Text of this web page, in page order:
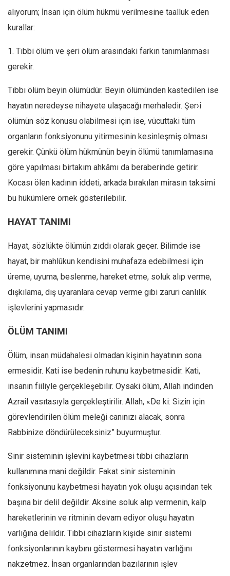
alıyorum; İnsan için ölüm hükmü verilmesine taalluk eden
kurallar:
1. Tıbbi ölüm ve şeri ölüm arasındaki farkın tanımlanması
gerekir.
Tıbbı ölüm beyin ölümüdür. Beyin ölümünden kastedilen ise
hayatın neredeyse nihayete ulaşacağı merhaledir. Şer›i
ölümün söz konusu olabilmesi için ise, vücuttaki tüm
organların fonksiyonunu yitirmesinin kesinleşmiş olması
gerekir. Çünkü ölüm hükmünün beyin ölümü tanımlamasına
göre yapılması birtakım ahkâmı da beraberinde getirir.
Kocası ölen kadının iddeti, arkada bırakılan mirasın taksimi
bu hükümlere örnek gösterilebilir.
HAYAT TANIMI
Hayat, sözlükte ölümün zıddı olarak geçer. Bilimde ise
hayat, bir mahlûkun kendisini muhafaza edebilmesi için
üreme, uyuma, beslenme, hareket etme, soluk alıp verme,
dışkılama, dış uyaranlara cevap verme gibi zaruri canlılık
işlevlerini yapmasıdır.
ÖLÜM TANIMI
Ölüm, insan müdahalesi olmadan kişinin hayatının sona
ermesidir. Kati ise bedenin ruhunu kaybetmesidir. Kati,
insanın fiiliyle gerçekleşebilir. Oysaki ölüm, Allah indinden
Azrail vasıtasıyla gerçekleştirilir. Allah, «De ki: Sizin için
görevlendirilen ölüm meleği canınızı alacak, sonra
Rabbinize döndürüleceksiniz” buyurmuştur.
Sinir sisteminin işlevini kaybetmesi tıbbi cihazların
kullanımına mani değildir. Fakat sinir sisteminin
fonksiyonunu kaybetmesi hayatın yok oluşu açısından tek
başına bir delil değildir. Aksine soluk alıp vermenin, kalp
hareketlerinin ve ritminin devam ediyor oluşu hayatın
varlığına delildir. Tıbbi cihazların kişide sinir sistemi
fonksiyonlarının kaybını göstermesi hayatın varlığını
nakzetmez. İnsan organlarından bazılarının işlev